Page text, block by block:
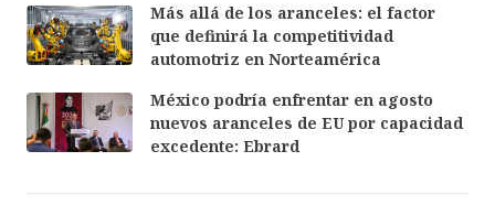
Más allá de los aranceles: el factor
que definirá la competitividad
automotriz en Norteamérica
México podría enfrentar en agosto
nuevos aranceles de EU por capacidad
excedente: Ebrard